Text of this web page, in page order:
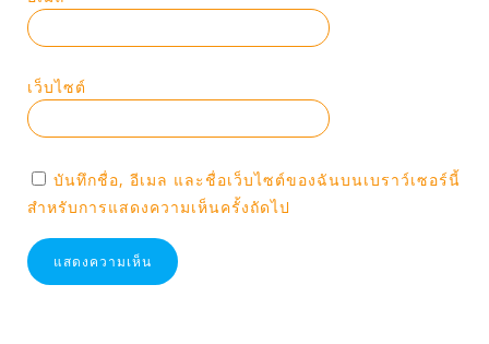
เว็บไซต์
บันทึกชื่อ, อีเมล และชื่อเว็บไซต์ของฉันบนเบราว์เซอร์นี้
สำหรับการแสดงความเห็นครั้งถัดไป